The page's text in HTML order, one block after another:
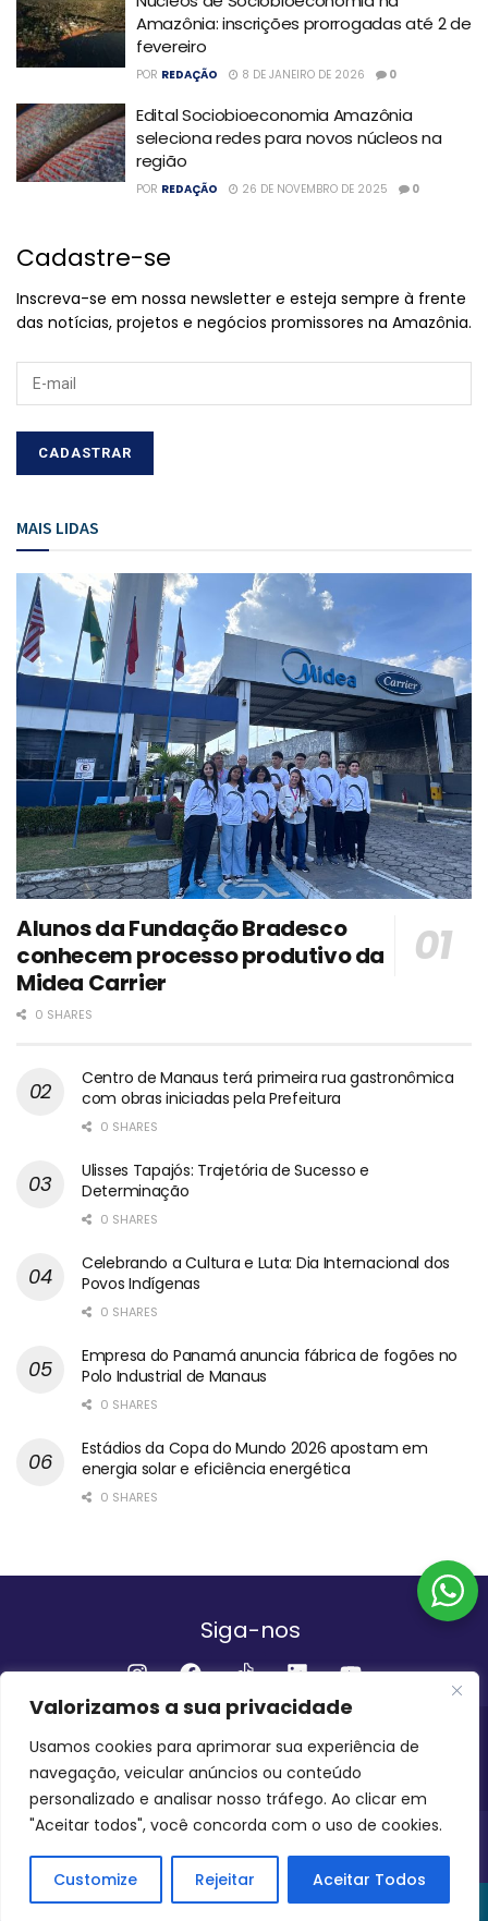
Valorizamos a sua privacidade
Usamos cookies para aprimorar sua experiência de
navegação, veicular anúncios ou conteúdo
personalizado e analisar nosso tráfego. Ao clicar em
"Aceitar todos", você concorda com o uso de cookies.
Customize Rejeitar Aceitar Todos
Amazônia: inscrições prorrogadas até 2 de
fevereiro
POR REDAÇÃO 8 DE JANEIRO DE 2026 0
Edital Sociobioeconomia Amazônia
seleciona redes para novos núcleos na
região
POR REDAÇÃO 26 DE NOVEMBRO DE 2025 0
Cadastre-se
Inscreva-se em nossa newsletter e esteja sempre à frente
das notícias, projetos e negócios promissores na Amazônia.
MAIS LIDAS
Alunos da Fundação Bradesco
conhecem processo produtivo da
Midea Carrier
0 SHARES
Centro de Manaus terá primeira rua gastronômica
com obras iniciadas pela Prefeitura
0 SHARES
Ulisses Tapajós: Trajetória de Sucesso e
Determinação
0 SHARES
Celebrando a Cultura e Luta: Dia Internacional dos
Povos Indígenas
0 SHARES
Empresa do Panamá anuncia fábrica de fogões no
Polo Industrial de Manaus
0 SHARES
Estádios da Copa do Mundo 2026 apostam em
energia solar e eficiência energética
0 SHARES
Siga-nos
Institucional
QUEM SOMOS FALE CONOSCO
INVEST AMAZÔNIA BRASIL
COPYRIGHT 2024 - 2026